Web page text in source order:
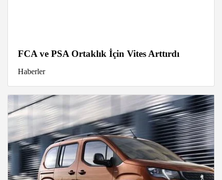
FCA ve PSA Ortaklık İçin Vites Arttırdı
Haberler